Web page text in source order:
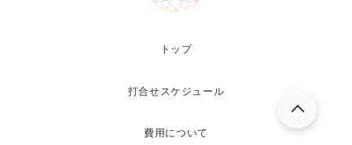
トップ
打合せスケジュール
費用について